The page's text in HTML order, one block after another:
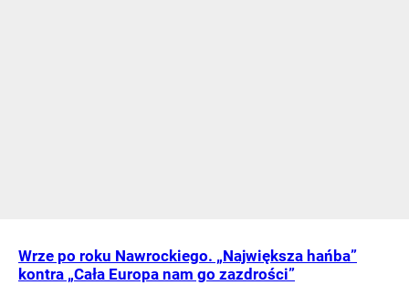
Wrze po roku Nawrockiego. „Największa hańba”
kontra „Cała Europa nam go zazdrości”